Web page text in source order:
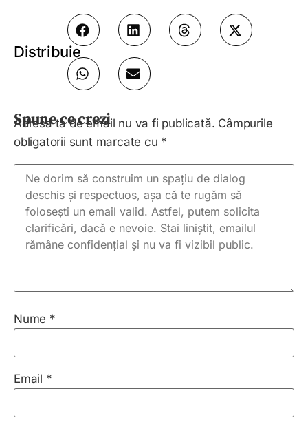
Distribuie
Spune ce crezi
Adresa ta de email nu va fi publicată. Câmpurile
obligatorii sunt marcate cu *
Nume *
Email *